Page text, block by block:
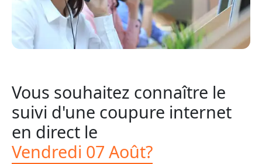
Vous souhaitez connaître le
suivi d'une coupure internet
en direct le
Vendredi 07 Août?